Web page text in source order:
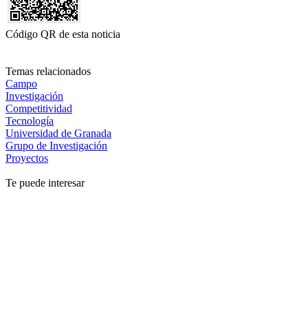
Código QR de esta noticia
Temas relacionados
Campo
Investigación
Competitividad
Tecnología
Universidad de Granada
Grupo de Investigación
Proyectos
Te puede interesar